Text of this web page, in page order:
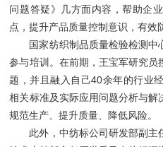
问题答疑》几方面内容，帮助企
点，提升产品质量控制意识，有效
国家纺织制品质量检验检测
参与培训。在前期，王宝军研究
题，并且融入自己40余年的行业
相关标准及实际应用问题分析与
规范生产、提升质量、降低风险。
此外，中纺标公司研发部副主